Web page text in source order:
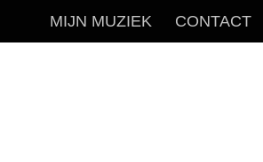
MIJN MUZIEK CONTACT